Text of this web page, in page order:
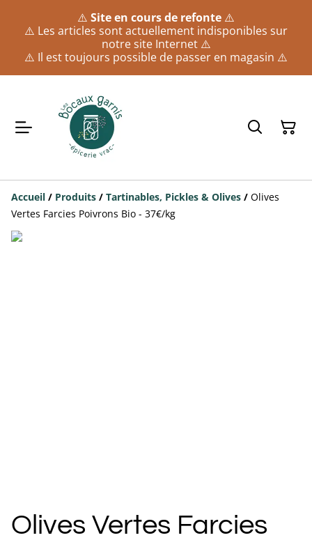
⚠️ Site en cours de refonte ⚠️
⚠️ Les articles sont actuellement indisponibles sur
notre site Internet ⚠️
⚠️ Il est toujours possible de passer en magasin ⚠️
Accueil / Produits / Tartinables, Pickles & Olives / Olives
Vertes Farcies Poivrons Bio - 37€/kg
Olives Vertes Farcies